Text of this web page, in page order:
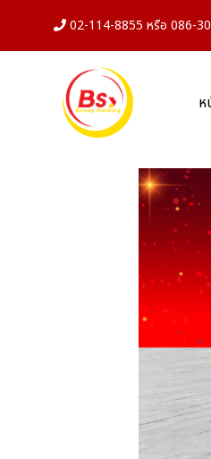
02-114-8855 หรือ 086-
ห